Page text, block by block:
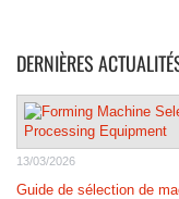
DERNIÈRES
13/03/2026
Guide de sélection de